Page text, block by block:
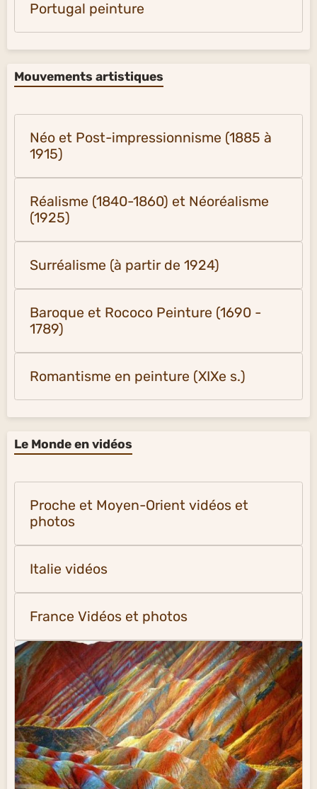
Portugal peinture
Mouvements artistiques
Néo et Post-impressionnisme (1885 à
1915)
Réalisme (1840-1860) et Néoréalisme
(1925)
Surréalisme (à partir de 1924)
Baroque et Rococo Peinture (1690 -
1789)
Romantisme en peinture (XIXe s.)
Le Monde en vidéos
Proche et Moyen-Orient vidéos et
photos
Italie vidéos
France Vidéos et photos